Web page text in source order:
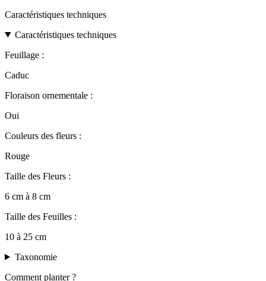
Caractéristiques techniques
Caractéristiques techniques
Feuillage :
Caduc
Floraison ornementale :
Oui
Couleurs des fleurs :
Rouge
Taille des Fleurs :
6 cm à 8 cm
Taille des Feuilles :
10 à 25 cm
Taxonomie
Comment planter ?